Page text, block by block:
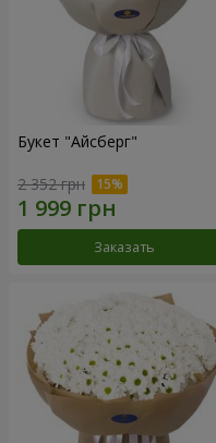
Букет "Айсберг"
2 352 грн
Заказать